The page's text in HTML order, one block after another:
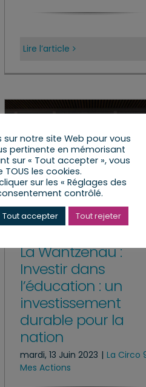
Lire l’article
La Wantzenau :
Investir dans
l’éducation : un
investissement
durable pour la
nation
mardi, 13 Juin 2023 | La Circo
Mes Actions
notre site Web pour vous
pertinente en mémorisant
sur « Tout accepter », vous
les cookies.
sur les « Réglages des
contrôlé.
Tout accepter Tout rejeter